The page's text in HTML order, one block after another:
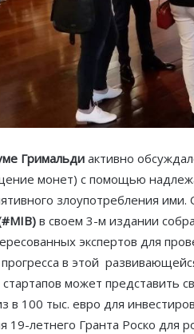
Гримальди активно
монет) с помощью
злоупотребления
в своем 3-м издании
экспертов для
в этой
может представить
в 100 тыс. евро для
19-летнего Гранта Роско для